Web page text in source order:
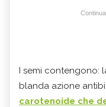
I semi contengono:
blanda azione
carotenoide che